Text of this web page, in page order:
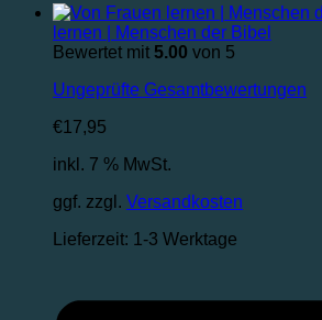
lernen | Menschen der Bibel
Bewertet mit 5.00 von 5
Ungeprüfte Gesamtbewertungen
€17,95
inkl. 7 % MwSt.
ggf. zzgl. Versandkosten
Lieferzeit: 1-3 Werktage